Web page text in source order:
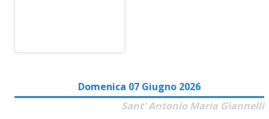
Domenica 07 Giugno 2026
Sant' Antonio Maria Giannelli